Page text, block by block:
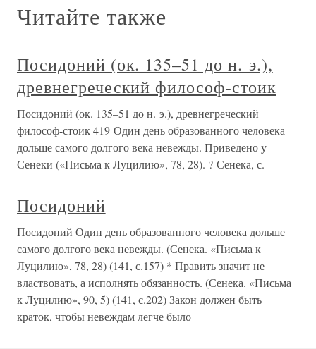
Читайте также
Посидоний (ок. 135–51 до н. э.),
древнегреческий философ-стоик
Посидоний (ок. 135–51 до н. э.), древнегреческий
философ-стоик 419 Один день образованного человека
дольше самого долгого века невежды. Приведено у
Сенеки («Письма к Луцилию», 78, 28). ? Сенека, с.
Посидоний
Посидоний Один день образованного человека дольше
самого долгого века невежды. (Сенека. «Письма к
Луцилию», 78, 28) (141, с.157) * Править значит не
властвовать, а исполнять обязанность. (Сенека. «Письма
к Луцилию», 90, 5) (141, с.202) Закон должен быть
краток, чтобы невеждам легче было